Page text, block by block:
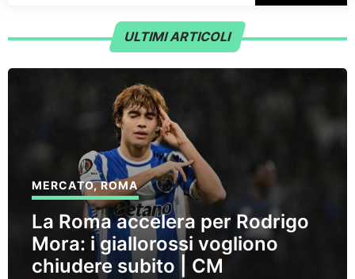
ULTIMI ARTICOLI
MERCATO,ROMA
La Roma accelera per Rodrigo
Mora: i giallorossi vogliono
chiudere subito | CM